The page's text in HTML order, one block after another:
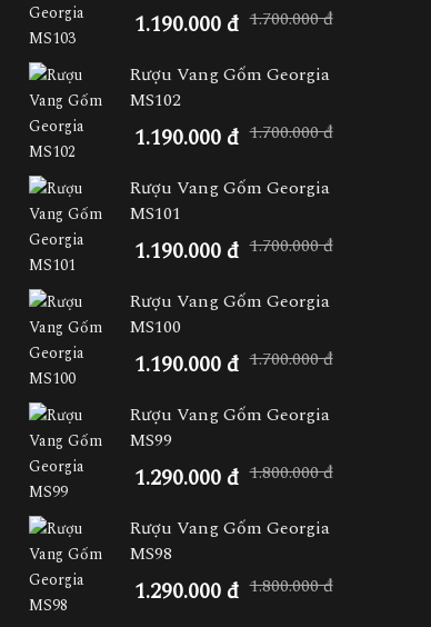
1.190.000 đ 1.700.000 đ
Rượu Vang Gốm Georgia
MS102
1.190.000 đ 1.700.000 đ
Rượu Vang Gốm Georgia
MS101
1.190.000 đ 1.700.000 đ
Rượu Vang Gốm Georgia
MS100
1.190.000 đ 1.700.000 đ
Rượu Vang Gốm Georgia
MS99
1.290.000 đ 1.800.000 đ
Rượu Vang Gốm Georgia
MS98
1.290.000 đ 1.800.000 đ